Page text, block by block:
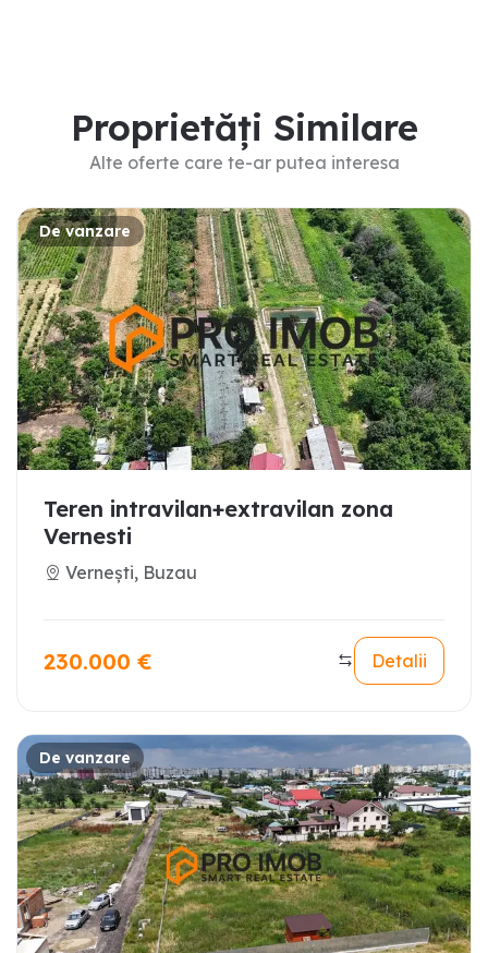
Proprietăți Similare
Alte oferte care te-ar putea interesa
De vanzare
Teren intravilan+extravilan zona
Vernesti
Vernești, Buzau
230.000 € Detalii
De vanzare